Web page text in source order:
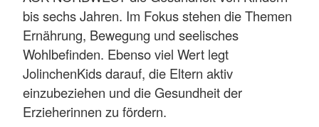
bis sechs Jahren. Im Fokus stehen die Themen
Ernährung, Bewegung und seelisches
Wohlbefinden. Ebenso viel Wert legt
JolinchenKids darauf, die Eltern aktiv
einzubeziehen und die Gesundheit der
Erzieherinnen zu fördern.